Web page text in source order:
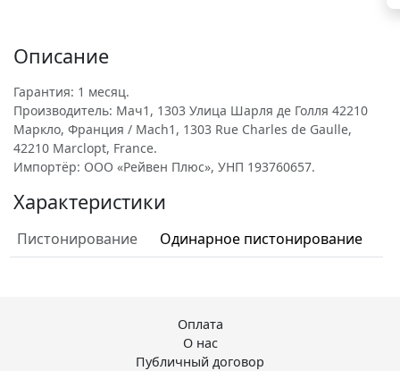
Описание
Гарантия: 1 месяц.
Производитель: Мач1, 1303 Улица Шарля де Голля 42210
Маркло, Франция / Mach1, 1303 Rue Charles de Gaulle,
42210 Marclopt, France.
Импортёр: ООО «Рейвен Плюс», УНП 193760657.
Характеристики
Пистонирование Одинарное пистонирование
Оплата
О нас
Публичный договор